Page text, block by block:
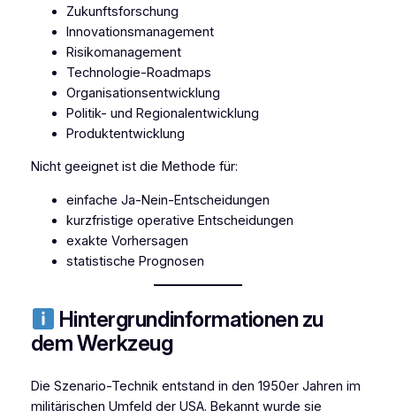
Zukunftsforschung
Innovationsmanagement
Risikomanagement
Technologie-Roadmaps
Organisationsentwicklung
Politik- und Regionalentwicklung
Produktentwicklung
Nicht geeignet ist die Methode für:
einfache Ja-Nein-Entscheidungen
kurzfristige operative Entscheidungen
exakte Vorhersagen
statistische Prognosen
Hintergrundinformationen zu
dem Werkzeug
Die Szenario-Technik entstand in den 1950er Jahren im
militärischen Umfeld der USA. Bekannt wurde sie